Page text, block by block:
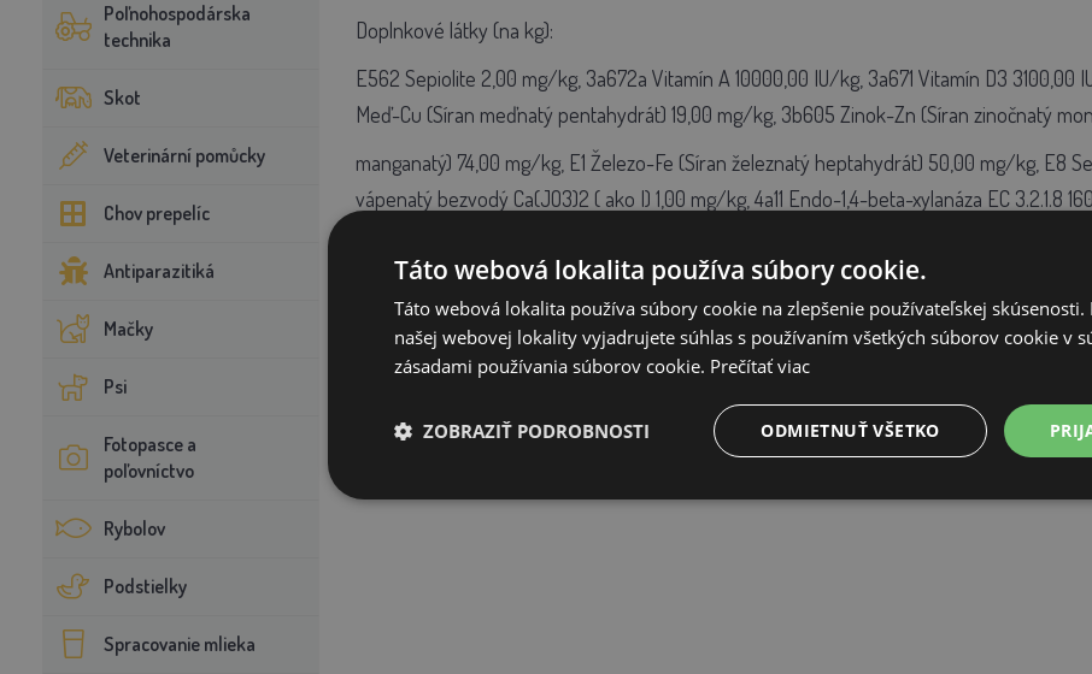
Poľnohospodárska
technika
Skot
Veterinární pomůcky
Chov prepelíc
Antiparazitiká
Mačky
Psi
Fotopasce a
poľovníctvo
Rybolov
Podstielky
Spracovanie mlieka
Doplnkové látky (na kg):
E562 Sepiolite 2,00 mg/kg, 3a672a Vitamín A 10000,00 IU/kg, 3a671 Vitamín D3
Meď-Cu (Síran meďnatý pentahydrát) 19,00 mg/kg, 3b605 Zinok-Zn (Síran zinočnatý
manganatý) 74,00 mg/kg, E1 Železo-Fe (Síran železnatý heptahydrát) 50,00 mg/kg, E8
vápenatý bezvodý Ca(JO3)2 ( ako I) 1,00 mg/kg, 4a11 Endo-1,4-beta-xylanáza EC 3.2.1.8
Táto webová lokalita používa súbory cookie.
Táto webová lokalita používa súbory cookie na zlepšenie používateľskej skúsenosti.
našej webovej lokality vyjadrujete súhlas s používaním všetkých súborov cookie v
zásadami používania súborov cookie. Prečítať viac
ODMIETNUŤ VŠETKO
ZOBRAZIŤ PODROBNOSTI